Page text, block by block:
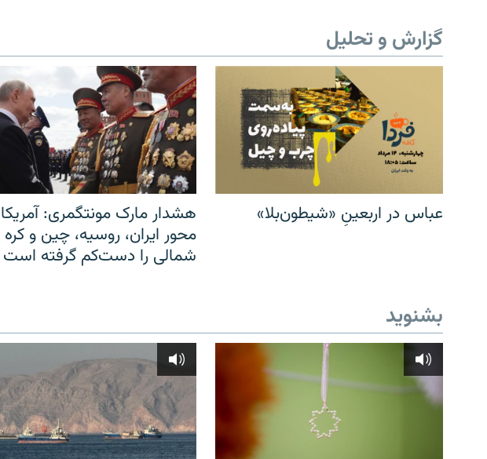
گزارش و تحلیل
عباس در اربعینِ «شیطون‌بلا»
هشدار مارک مونتگمری: آمریکا
محور ایران، روسیه، چین و کره
شمالی را دست‌کم گرفته است
بشنوید